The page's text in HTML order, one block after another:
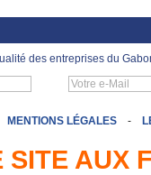
des entreprises du
MENTIONS LÉGALES -
AUX